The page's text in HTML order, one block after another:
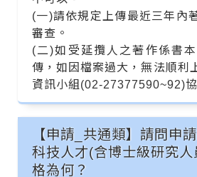
(一)請依規定上傳最近三年內
審查。
(二)如受延攬人之著作係書
傳，如因檔案過大，無法順利
資訊小組(02-27377590~92)協
【申請_共通類】請問申
科技人才(含博士級研究
格為何？